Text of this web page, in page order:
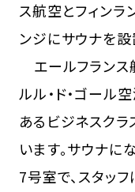
ス航空とフィンラ
ンジにサウナを設
エールフランス
ルル・ド・ゴール
あるビジネスク
います。サウナに
7号室で、スタッ